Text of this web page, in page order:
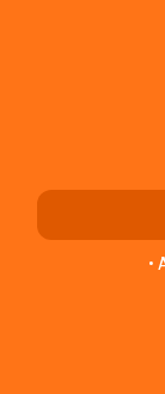
•